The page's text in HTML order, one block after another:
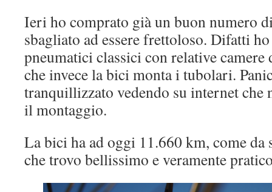
Ieri ho comprato già un buon numero
sbagliato ad essere frettoloso. Difatti
pneumatici classici con relative
che invece la bici monta i tubolari.
tranquillizzato vedendo su internet
il montaggio.
La bici ha ad oggi 11.660 km, come
che trovo bellissimo e veramente